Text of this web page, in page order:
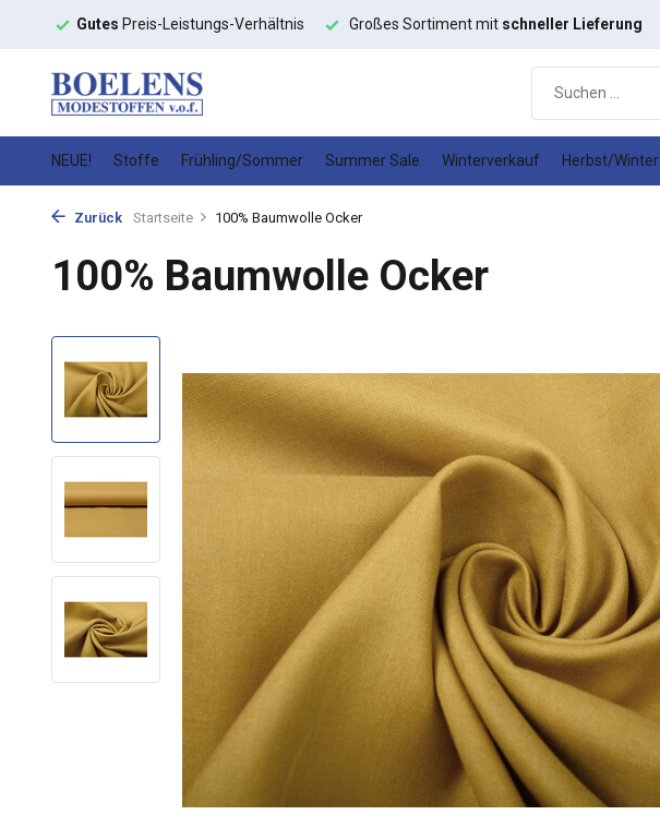
Gutes Preis-Leistungs-Verhältnis Großes Sortiment mit schneller Lieferung
NEUE! Stoffe Frühling/Sommer Summer Sale Winterverkauf Herbst/Winter
Zurück Startseite 100% Baumwolle Ocker
100% Baumwolle Ocker